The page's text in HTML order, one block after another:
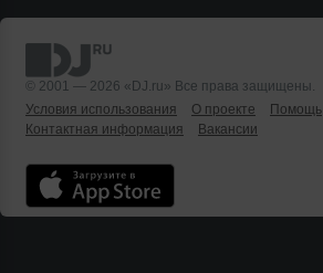
© 2001 — 2026 «DJ.ru» Все права защищены.
Условия использования
О проекте Помощь
Контактная информация
Вакансии